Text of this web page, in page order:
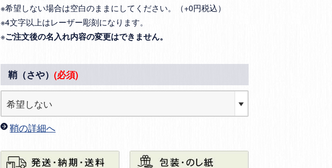
※希望しない場合は空白のままにしてください。（+0円税込）
※4文字以上はレーザー彫刻になります。
※ご注文後の名入れ内容の変更はできません。
鞘（さや）(必須)
鞘の詳細へ